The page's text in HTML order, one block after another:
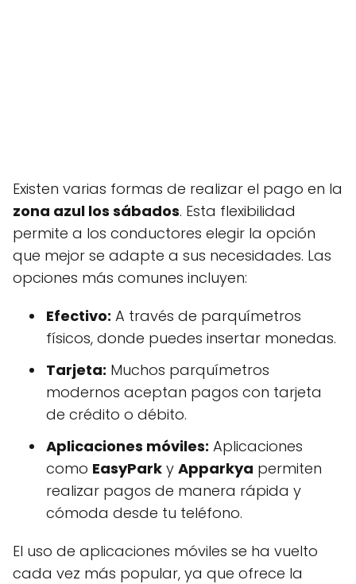
Existen varias formas de realizar el pago en la
zona azul los sábados. Esta flexibilidad
permite a los conductores elegir la opción
que mejor se adapte a sus necesidades. Las
opciones más comunes incluyen:
Efectivo: A través de parquímetros
físicos, donde puedes insertar monedas.
Tarjeta: Muchos parquímetros
modernos aceptan pagos con tarjeta
de crédito o débito.
Aplicaciones móviles: Aplicaciones
como EasyPark y Apparkya permiten
realizar pagos de manera rápida y
cómoda desde tu teléfono.
El uso de aplicaciones móviles se ha vuelto
cada vez más popular, ya que ofrece la